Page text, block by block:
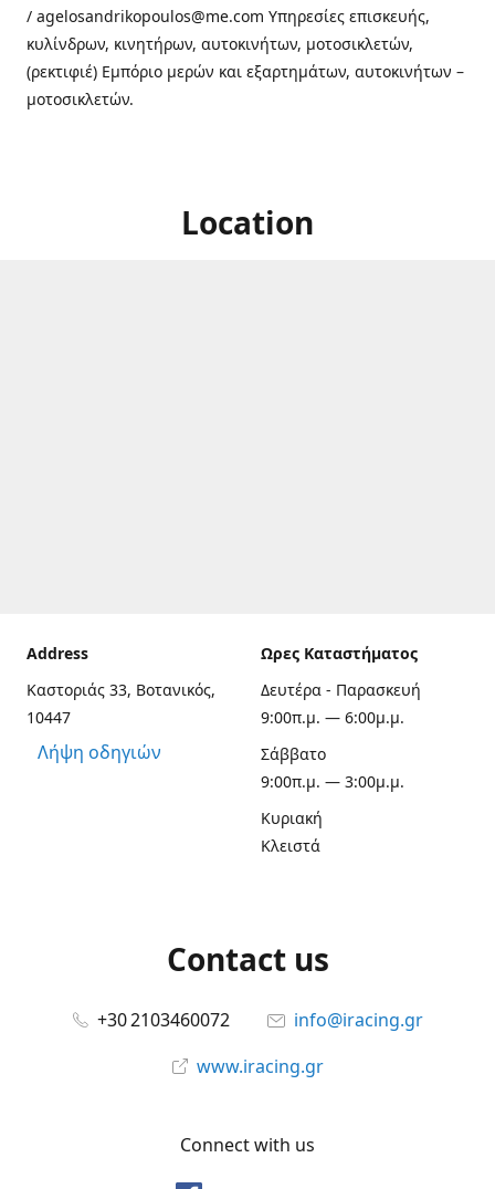
/ agelosandrikopoulos@me.com Υπηρεσίες επισκευής,
κυλίνδρων, κινητήρων, αυτοκινήτων, μοτοσικλετών,
(ρεκτιφιέ) Εμπόριο μερών και εξαρτημάτων, αυτοκινήτων –
μοτοσικλετών.
Location
Address
Καστοριάς 33, Βοτανικός,
10447
Λήψη οδηγιών
Ωρες Καταστήματος
Δευτέρα - Παρασκευή
9:00π.μ. — 6:00μ.μ.
Σάββατο
9:00π.μ. — 3:00μ.μ.
Κυριακή
Κλειστά
Contact us
+30 2103460072
info@iracing.gr
www.iracing.gr
Connect with us